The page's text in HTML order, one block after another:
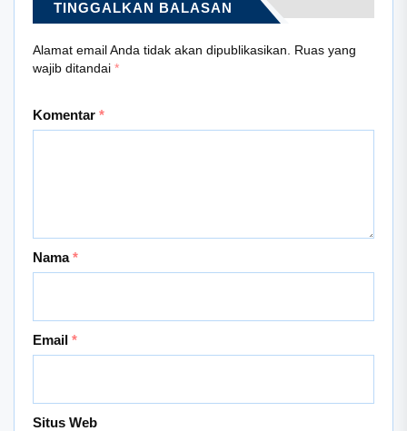
TINGGALKAN BALASAN
Alamat email Anda tidak akan dipublikasikan.
Ruas yang
wajib ditandai *
Komentar *
Nama*
Email *
Situs Web